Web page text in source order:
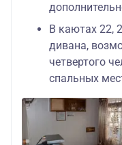
В каютах 22,
дивана,
четвертого
спальных